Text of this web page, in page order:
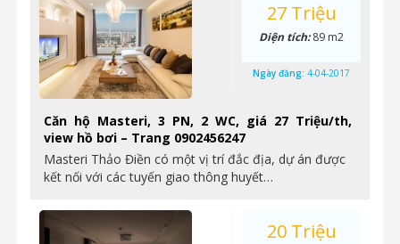
Căn hộ Masteri, 3 PN, 2 WC, giá 27 Triệu/th,
view hồ bơi – Trang 0902456247
Masteri Thảo Điền có một vị trí đắc địa, dự án được
kết nối với các tuyến giao thông huyết…
27 Triệu
Diện tích:89 m2
Ngày đăng: 4-04-2017
20 Triệu